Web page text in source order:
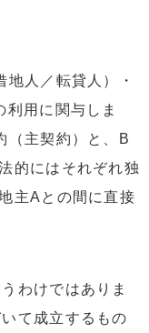
人／転貸人）・
用に関与しま
（主契約）と、B
的にはそれぞれ独
主Aとの間に直接
わけではありま
て成立するもの